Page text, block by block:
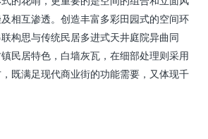
相互渗透。创造丰富多彩田园式的空间环
构思与传统民居多进式天井庭院异曲同
民居特色，白墙灰瓦，在细部处理则采用
既满足现代商业街的功能需要，又体现千